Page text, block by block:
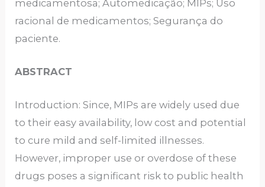
medicamentosa; Automedicação; MIPs; Uso
racional de medicamentos; Segurança do
paciente.
ABSTRACT
Introduction: Since, MIPs are widely used due
to their easy availability, low cost and potential
to cure mild and self-limited illnesses.
However, improper use or overdose of these
drugs poses a significant risk to public health